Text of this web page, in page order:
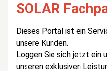
SOLAR
Dieses Portal ist ein
unsere Kunden.
Loggen Sie sich jetzt ein
unseren exklusiven